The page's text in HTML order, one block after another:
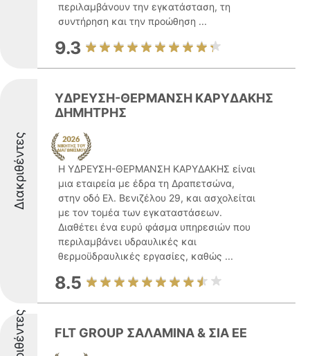
περιλαμβάνουν την εγκατάσταση, τη
συντήρηση και την προώθηση ...
9.3
Διακριθέντες
ΥΔΡΕΥΣΗ-ΘΕΡΜΑΝΣΗ ΚΑΡΥΔΑΚΗΣ
ΔΗΜΗΤΡΗΣ
Η ΥΔΡΕΥΣΗ-ΘΕΡΜΑΝΣΗ ΚΑΡΥΔΑΚΗΣ είναι
μια εταιρεία με έδρα τη Δραπετσώνα,
στην οδό Ελ. Βενιζέλου 29, και ασχολείται
με τον τομέα των εγκαταστάσεων.
Διαθέτει ένα ευρύ φάσμα υπηρεσιών που
περιλαμβάνει υδραυλικές και
θερμοϋδραυλικές εργασίες, καθώς ...
8.5
FLT GROUP ΣΑΛΑΜΙΝΑ & ΣΙΑ ΕΕ